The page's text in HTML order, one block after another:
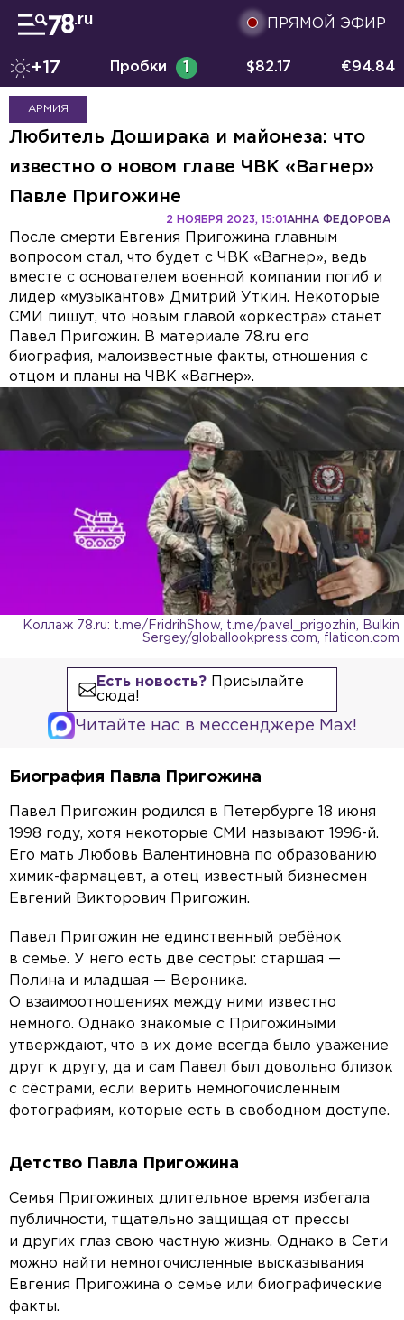
ПРЯМОЙ ЭФИР
+17 Пробки 1 $82.17 €94.84
АРМИЯ
Любитель Доширака и майонеза: что
известно о новом главе ЧВК «Вагнер»
Павле Пригожине
АННА ФЕДОРОВА
2 НОЯБРЯ 2023, 15:01
После смерти Евгения Пригожина главным
вопросом стал, что будет с ЧВК «Вагнер», ведь
вместе с основателем военной компании погиб и
лидер «музыкантов» Дмитрий Уткин. Некоторые
СМИ пишут, что новым главой «оркестра» станет
Павел Пригожин. В материале 78.ru его
биография, малоизвестные факты, отношения с
отцом и планы на ЧВК «Вагнер».
Коллаж 78.ru: t.me/FridrihShow, t.me/pavel_prigozhin, Bulkin
Sergey/globallookpress.com, flaticon.com
Есть новость?Присылайте
сюда!
Читайте нас в мессенджере Max!
Биография Павла Пригожина
Павел Пригожин родился в Петербурге 18 июня
1998 году, хотя некоторые СМИ называют 1996-й.
Его мать Любовь Валентиновна по образованию
химик-фармацевт, а отец известный бизнесмен
Евгений Викторович Пригожин.
Павел Пригожин не единственный ребёнок
в семье. У него есть две сестры: старшая —
Полина и младшая — Вероника.
О взаимоотношениях между ними известно
немного. Однако знакомые с Пригожиными
утверждают, что в их доме всегда было уважение
друг к другу, да и сам Павел был довольно близок
с сёстрами, если верить немногочисленным
фотографиям, которые есть в свободном доступе.
Детство Павла Пригожина
Семья Пригожиных длительное время избегала
публичности, тщательно защищая от прессы
и других глаз свою частную жизнь. Однако в Сети
можно найти немногочисленные высказывания
Евгения Пригожина о семье или биографические
факты.